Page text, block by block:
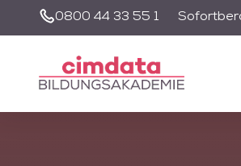
0800 44 33 55 1